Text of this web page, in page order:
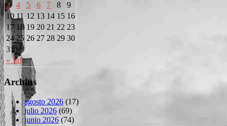
« Jul
3
4 5 6 7 8
9
10 11 12 13 14 15 16
17 18 19 20 21 22 23
24 25 26 27 28 29 30
31
Archius
agosto 2026 (17)
julio 2026 (69)
junio 2026 (74)